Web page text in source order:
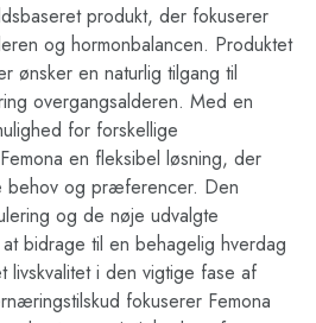
produkt, der fokuserer
og hormonbalancen. Produktet
ønsker en naturlig tilgang til
overgangsalderen. Med en
for forskellige
en fleksibel løsning, der
behov og præferencer. Den
og de nøje udvalgte
bidrage til en behagelig hverdag
livskvalitet i den vigtige fase af
fokuserer Femona